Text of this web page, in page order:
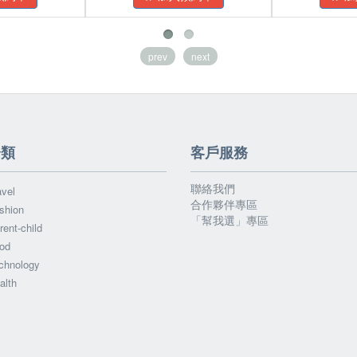
prev next
child
客戶服務
聯絡我們
合作夥伴專區
「幫我選」專區